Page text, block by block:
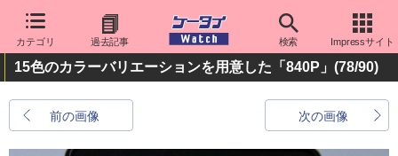
カテゴリ 過去記事 検索 Impressサイト
15色のカラーバリエーションを用意した「840P」 (78/90)
前の画像 次の画像